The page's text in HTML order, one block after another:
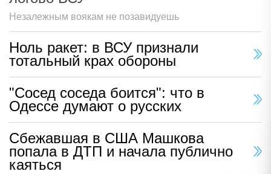
Незалежным воякам не позавидуешь
Ноль ракет: в ВСУ признали
тотальный крах обороны
"Сосед соседа боится": что в
Одессе думают о русских
Сбежавшая в США Машкова
попала в ДТП и начала публично
каяться